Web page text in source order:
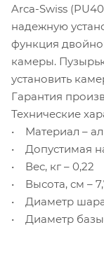
Arca-Swiss
надежную
функция
камеры.
установить
Гарантия
Технические
• Материал –
• Допустимая
• Вес, кг – 0,22
• Высота, см –
• Диаметр
• Диаметр